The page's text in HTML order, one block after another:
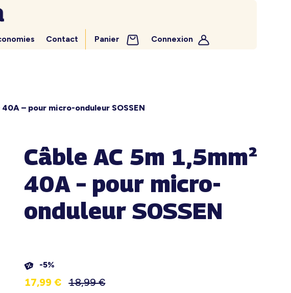
Contact Panier Connexion
40A – pour micro-onduleur SOSSEN
Câble AC 5m 1,5mm²
40A – pour micro-
onduleur SOSSEN
-5%
17,99€ 18,99€